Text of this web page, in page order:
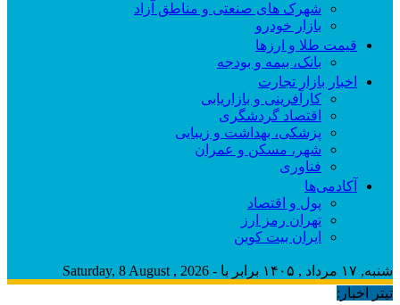
شهرک های صنعتی و مناطق آزاد
بازار خودرو
قیمت طلا و ارزها
بانک، بیمه و بودجه
اخبار بازار تجارت
کارآفرینی و بازاریابی
اقتصاد گردشگری
پزشکی، بهداشت و زیبایی
شهر، مسکن و عمران
فناوری
آکادمی‌ها
پول و اقتصاد
تهران رمز ارز
ایران بیت کوین
شنبه, ۱۷ مرداد , ۱۴۰۵ برابر با - Saturday, 8 August , 2026
تیتر اخبار: